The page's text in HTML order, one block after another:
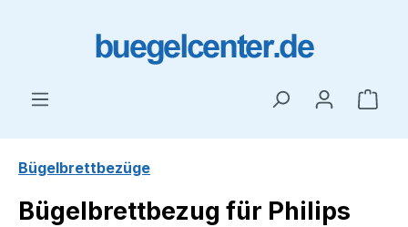
Bügelbrettbezüge
Bügelbrettbezug für Philips